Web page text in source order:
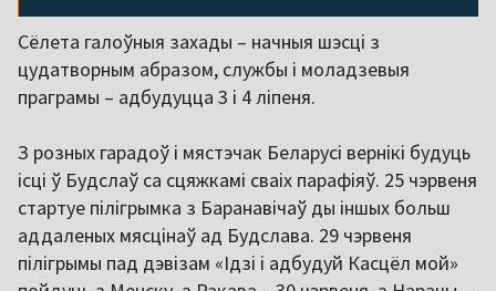
Сёлета галоўныя захады – начныя шэсці з
цудатворным абразом, службы і моладзевыя
праграмы – адбудуцца 3 і 4 ліпеня.
З розных гарадоў і мястэчак Беларусі вернікі будуць
ісці ў Будслаў са сцяжкамі сваіх парафіяў. 25 чэрвеня
стартуе пілігрымка з Баранавічаў ды іншых больш
аддаленых мясцінаў ад Будслава. 29 чэрвеня
пілігрымы пад дэвізам «Ідзі і адбудуй Касцёл мой»